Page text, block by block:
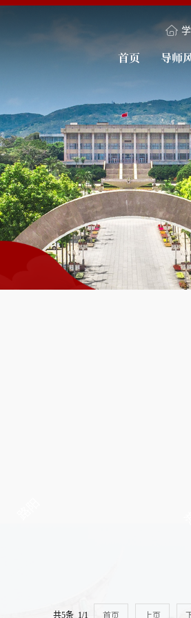
首页 导师
共5条 1/1 首页 上页